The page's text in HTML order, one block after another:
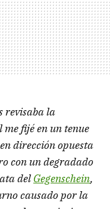
revisaba la
fijé en un tenue
dirección opuesta
con un degradado
delGegenschein,
causado por la